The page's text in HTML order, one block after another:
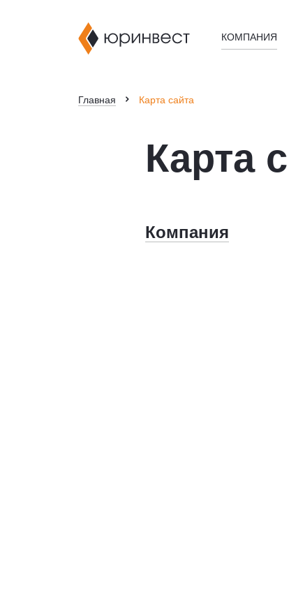
КОМПАНИЯ
Главная Карта сайта
Карта
Компания